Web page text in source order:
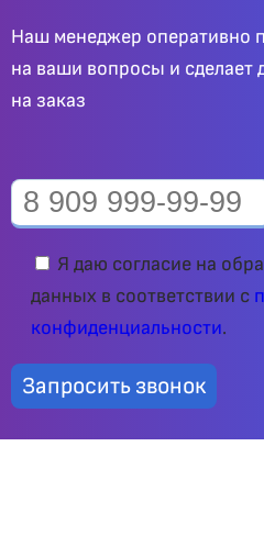
Наш менеджер оперативно
на ваши вопросы и сделает
на заказ
Я даю согласие на
данных в соответствии с
конфиденциальности.